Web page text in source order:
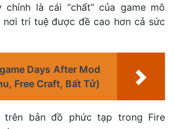
là cái “chất” của game mô
nơi trí tuệ được đề cao hơn cả sức
Days After Mod
Free Craft, Bất Tử)